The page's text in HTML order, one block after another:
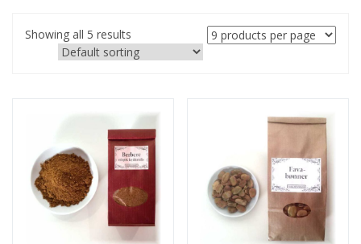
Showing all 5 results